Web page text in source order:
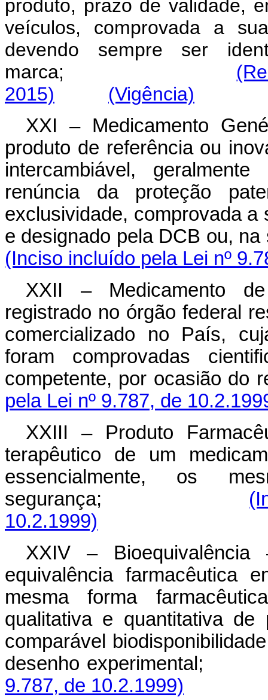
produto, prazo de validade,
veículos, comprovada a
devendo sempre ser
marca;
2015)
(Vigência)
XXI – Medicamento
produto de referência ou
intercambiável,
renúncia da proteção
exclusividade, comprovada
e designado pela DCB ou,
(Inciso incluído pela Lei nº
XXII – Medicamento
registrado no órgão federal
comercializado no País,
foram comprovadas
competente, por ocasião do
pela Lei nº 9.787, de
XXIII – Produto
terapêutico de um
essencialmente, os
segurança;
10.2.1999)
XXIV –
equivalência farmacêutica
mesma forma
qualitativa e quantitativa
comparável
desenho experimental;
9.787, de 10.2.1999)